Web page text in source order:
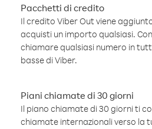
Pacchetti di credito
Il credito Viber Out viene
acquisti un importo qualsiasi.
chiamare qualsiasi numero in
basse di Viber.
Piani chiamate di 30 giorni
Il piano chiamate di 30 giorni ti
chiamate internazionali verso la